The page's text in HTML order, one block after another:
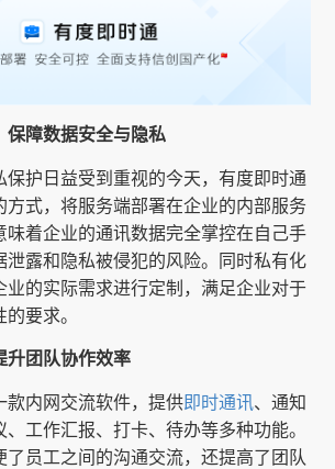
保障数据安全与隐私
保护日益受到重视的今天，有度即时通
方式，将服务端部署在企业的内部服务
味着企业的通讯数据完全掌控在自己手
泄露和隐私被侵犯的风险。同时私有化
业的实际需求进行定制，满足企业对于
要求。
升团队协作效率
款内网交流软件，提供即时通讯、通知
工作汇报、打卡、待办等多种功能。
了员工之间的沟通交流，还提高了团队